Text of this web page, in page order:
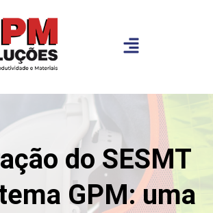
do SESMT
GPM: uma